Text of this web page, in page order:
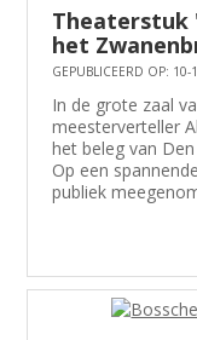
Theaterstuk
het
GEPUBLICEERD OP:
In de grote zaal
meesterverteller
het beleg van
Op een
publiek